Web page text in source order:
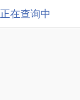
正在查询中